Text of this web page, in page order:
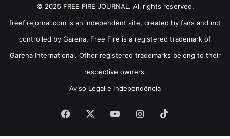
© 2025 FREE FIRE JOURNAL. All rights reserved.
freefirejornal.com is an independent site, created by fans and not
controlled by Garena. Free Fire is a registered trademark of
Garena International. Other registered trademarks belong to their
respective owners.
Aviso Legal e Independência
Facebook YouTubeInstagram